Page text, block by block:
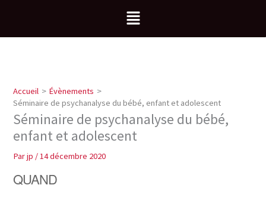
contenu
Menu
Accueil
Évènements
Séminaire de psychanalyse du bébé, enfant et adolescent
Séminaire de psychanalyse du bébé,
enfant et adolescent
Parjp /14 décembre 2020
QUAND